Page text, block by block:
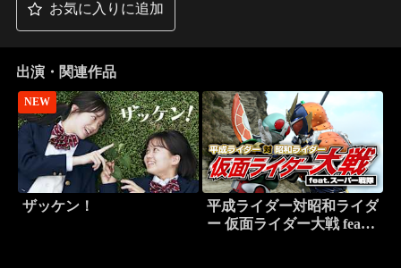
お気に入りに追加
出演・関連作品
NEW
ザッケン！
平成ライダー対昭和ライダ
ー 仮面ライダー大戦 feat.